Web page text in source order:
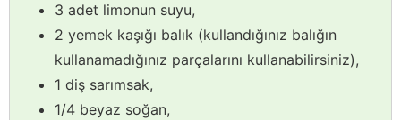
3 adet limonun suyu,
2 yemek kaşığı balık (kullandığınız balığın
kullanamadığınız parçalarını kullanabilirsiniz),
1 diş sarımsak,
1/4 beyaz soğan,